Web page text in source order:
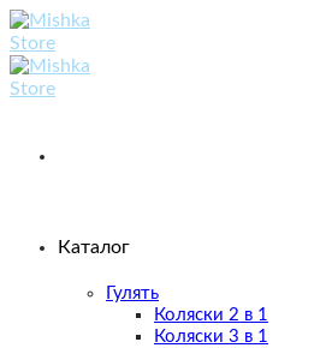
Skip
to
content
Каталог
Гулять
Коляски 2 в 1
Коляски 3 в 1